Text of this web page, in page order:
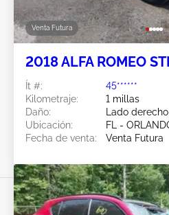
Venta Futura
2018 ALFA ROMEO
Ít #:
45******
Kilometraje:
1 millas
Daño:
Lado derecho
Ubicación:
FL -
Fecha de venta:
Venta Futura